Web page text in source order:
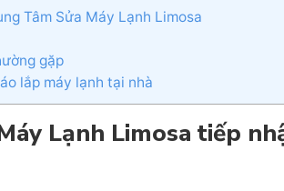
Tâm Sửa Máy Lạnh Limosa
gặp
lắp máy lạnh tại nhà
Lạnh Limosa tiếp